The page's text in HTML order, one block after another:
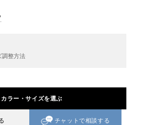
調整方法
カラー・サイズを選ぶ
チャットで相談する